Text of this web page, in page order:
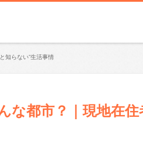
知らない”生活事情
な都市？｜現地在住